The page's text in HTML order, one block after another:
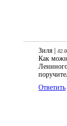
Зиля |
Как
Ответить